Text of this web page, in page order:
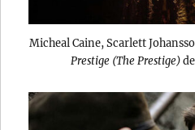
Micheal Caine, Scarlett
Prestige (The Prestige)